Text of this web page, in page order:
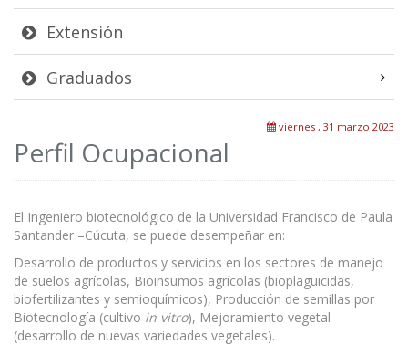
Extensión
Graduados
viernes , 31 marzo 2023
Perfil Ocupacional
El Ingeniero biotecnológico de la Universidad Francisco de Paula
Santander –Cúcuta, se puede desempeñar en:
Desarrollo de productos y servicios en los sectores de manejo
de suelos agrícolas, Bioinsumos agrícolas (bioplaguicidas,
biofertilizantes y semioquímicos), Producción de semillas por
Biotecnología (cultivo in vitro), Mejoramiento vegetal
(desarrollo de nuevas variedades vegetales).